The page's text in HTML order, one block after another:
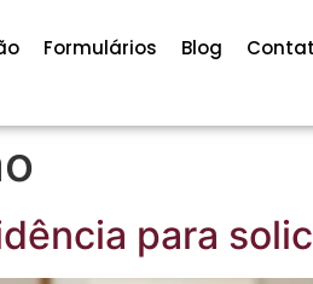
Formulários Blog
para